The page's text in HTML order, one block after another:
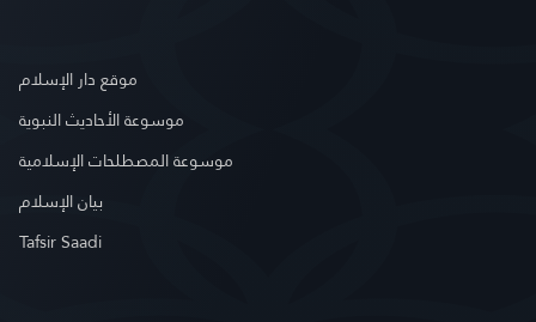
موقع دار الإسلام
موسوعة الأحاديث النبوية
موسوعة المصطلحات الإسلامية
بيان الإسلام
Tafsir Saadi